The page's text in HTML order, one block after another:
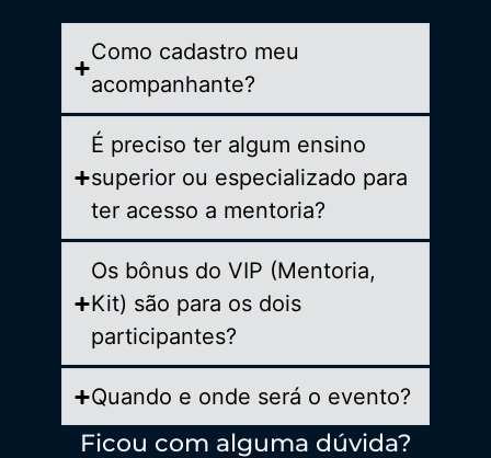
Como cadastro meu
acompanhante?
É preciso ter algum ensino
superior ou especializado para
ter acesso a mentoria?
Os bônus do VIP (Mentoria,
Kit) são para os dois
participantes?
Quando e onde será o evento?
Ficou com alguma dúvida?